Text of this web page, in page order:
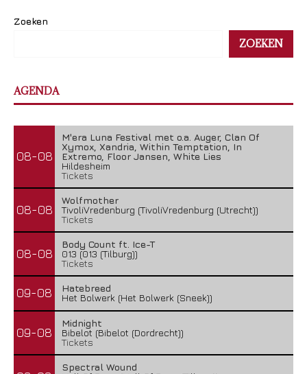
Zoeken
ZOEKEN
AGENDA
08-08
M'era Luna Festival met o.a. Auger, Clan Of
Xymox, Xandria, Within Temptation, In
Extremo, Floor Jansen, White Lies
Hildesheim
Tickets
08-08
Wolfmother
TivoliVredenburg (TivoliVredenburg (Utrecht))
Tickets
08-08
Body Count ft. Ice-T
013 (013 (Tilburg))
Tickets
09-08
Hatebreed
Het Bolwerk (Het Bolwerk (Sneek))
09-08
Midnight
Bibelot (Bibelot (Dordrecht))
Tickets
Spectral Wound